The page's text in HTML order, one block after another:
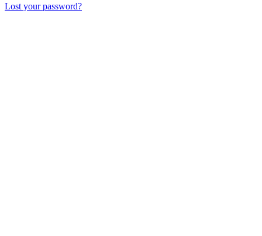
Lost your password?